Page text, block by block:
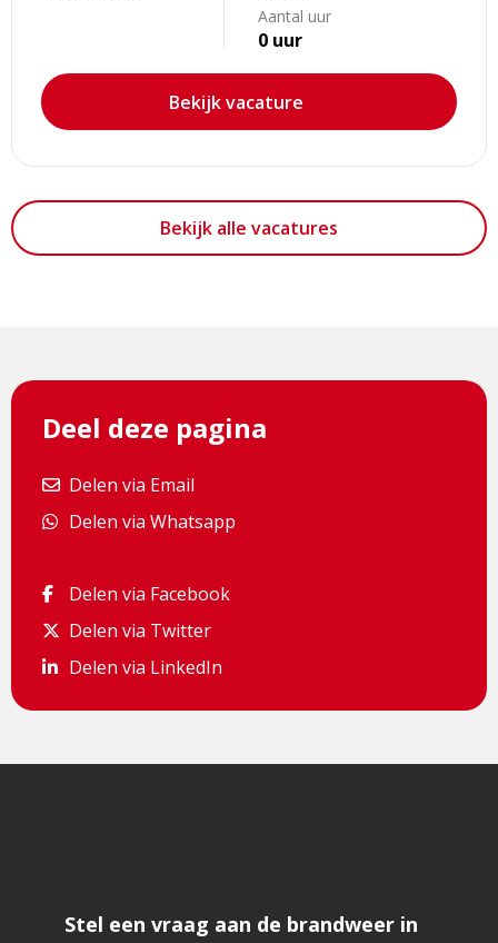
Aantal uur
0 uur
Bekijk vacature
Bekijk alle vacatures
Deel deze pagina
Delen via Email
Delen via Email
Delen via Whatsapp
Delen via Whatsapp
Delen via Facebook
Delen via Facebook
Delen via Twitter
Delen via Twitter
Delen via LinkedIn
Delen via LinkedIn
Stel een vraag aan de brandweer in